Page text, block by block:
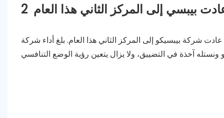
2 بيبسي إلى المركز الثاني هذا العام
عادت شركة بيبسيكو إلى المركز الثاني هذا العام. بلغ أداء شركة PepsiCo الغذائي في عام 2022 86.39 مليار دولار أمريكي، بزيادة قدرها 8.7٪ على أساس سنوي؛ بلغت الأرباح التشغيلية 11.512 مليار